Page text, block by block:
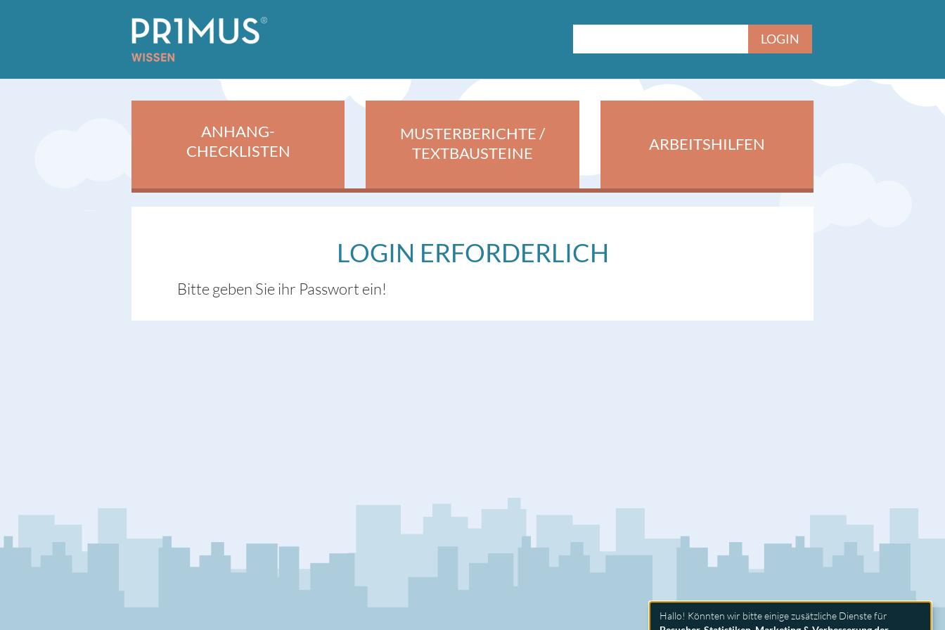
ANHANG-
CHECKLISTEN
MUSTERBERICHTE /
TEXTBAUSTEINE
ARBEITSHILFEN
LOGIN ERFORDERLICH
Bitte geben Sie ihr Passwort ein!
Hallo! Könnten wir bitte einige zusätzliche Dienste für